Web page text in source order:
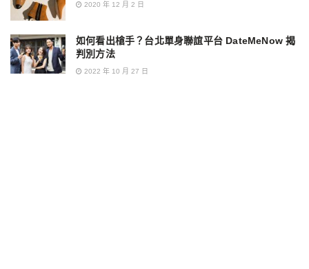
2020 年 12 月 2 日
如何看出槍手？台北單身聯誼平台 DateMeNow 揭
判別方法
2022 年 10 月 27 日